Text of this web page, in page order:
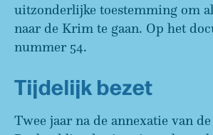
uitzonderlijke toestemming om
naar de Krim te gaan. Op het
nummer 54.
Tijdelijk bezet
Twee jaar na de annexatie van